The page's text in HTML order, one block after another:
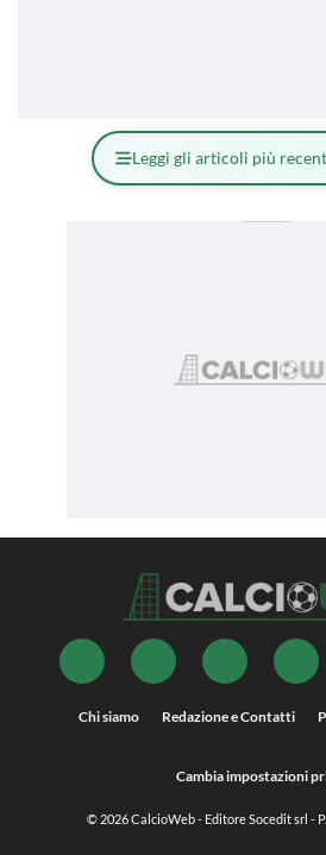
Leggi gli articoli più
Chi siamo Redazione e Contatti
Cambia impostazioni
© 2026CalcioWeb- Editore Socedit srl -